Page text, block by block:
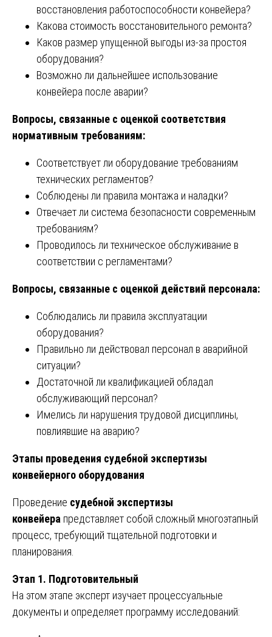
восстановления работоспособности конвейера?
Какова стоимость восстановительного ремонта?
Каков размер упущенной выгоды из-за простоя
оборудования?
Возможно ли дальнейшее использование
конвейера после аварии?
Вопросы, связанные с оценкой соответствия
нормативным требованиям:
Соответствует ли оборудование требованиям
технических регламентов?
Соблюдены ли правила монтажа и наладки?
Отвечает ли система безопасности современным
требованиям?
Проводилось ли техническое обслуживание в
соответствии с регламентами?
Вопросы, связанные с оценкой действий персонала:
Соблюдались ли правила эксплуатации
оборудования?
Правильно ли действовал персонал в аварийной
ситуации?
Достаточной ли квалификацией обладал
обслуживающий персонал?
Имелись ли нарушения трудовой дисциплины,
повлиявшие на аварию?
Этапы проведения судебной экспертизы
конвейерного оборудования
Проведение судебной экспертизы
конвейера представляет собой сложный многоэтапный
процесс, требующий тщательной подготовки и
планирования.
Этап 1. Подготовительный
На этом этапе эксперт изучает процессуальные
документы и определяет программу исследований: